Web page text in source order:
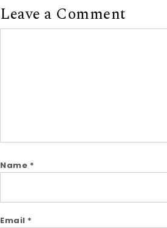
Leave a Comment
Name *
Email *